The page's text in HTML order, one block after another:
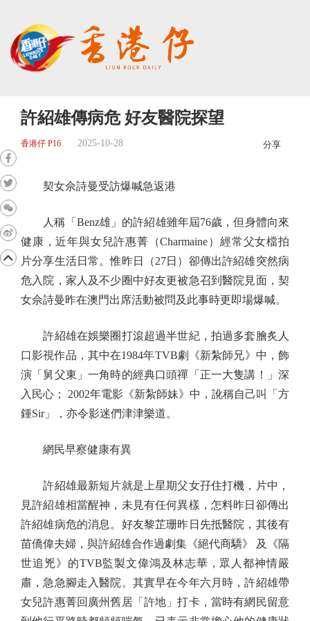
許紹雄傳病危 好友醫院探望
香港仔 P16 2025-10-28 分享
契女佘詩曼受訪爆喊急返港
人稱「Benz雄」的許紹雄雖年屆76歲，但身體向來
健康，近年與女兒許惠菁（Charmaine）經常父女檔拍
片分享生活日常。惟昨日（27日）卻傳出許紹雄突然病
危入院，家人及不少圈中好友更被急召到醫院見面，契
女佘詩曼昨在澳門出席活動被問及此事時更即場爆喊。
許紹雄在娛樂圈打滾超過半世紀，拍過多套膾炙人
口影視作品，其中在1984年TVB劇《新紮師兄》中，飾
演「舅父東」一角時的經典口頭禪「正一大隻講！」深
入民心； 2002年電影《新紮師妹》中，訛稱自己叫「方
鍾Sir」，亦令影迷們津津樂道。
網民早察健康有異
許紹雄最新短片就是上星期父女孖住打機，片中，
見許紹雄相當醒神，未見有任何異樣，怎料昨日卻傳出
許紹雄病危的消息。好友黎芷珊昨日先抵醫院，其後有
苗僑偉夫婦，與許紹雄合作過劇集《絕代商驕》 及《隔
世追兇》的TVB監製文偉鴻及林志華，眾人都神情嚴
肅，急急腳走入醫院。其實早在今年六月時，許紹雄帶
女兒許惠菁回廣州舊居「許地」打卡，當時有網民留意